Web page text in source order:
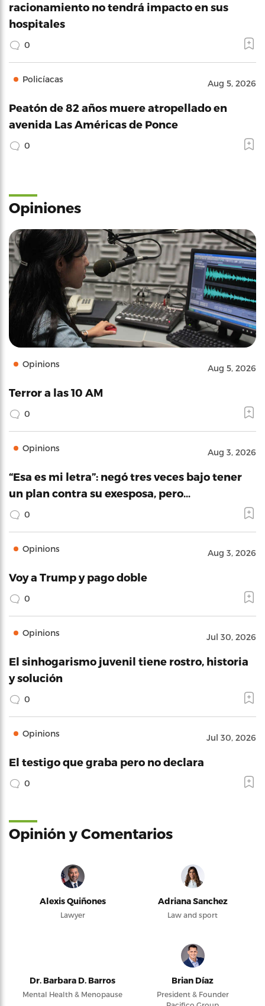
racionamiento no tendrá impacto en sus
hospitales
0
Policíacas Aug 5, 2026
Peatón de 82 años muere atropellado en
avenida Las Américas de Ponce
0
Opiniones
Opinions Aug 5, 2026
Terror a las 10 AM
0
Opinions Aug 3, 2026
“Esa es mi letra”: negó tres veces bajo tener
un plan contra su exesposa, pero…
0
Opinions Aug 3, 2026
Voy a Trump y pago doble
0
Opinions Jul 30, 2026
El sinhogarismo juvenil tiene rostro, historia
y solución
0
Opinions Jul 30, 2026
El testigo que graba pero no declara
0
Opinión y Comentarios
Alexis Quiñones
Lawyer
Adriana Sanchez
Law and sport
Dr. Barbara D. Barros
Mental Health & Menopause
Brian Díaz
President & Founder